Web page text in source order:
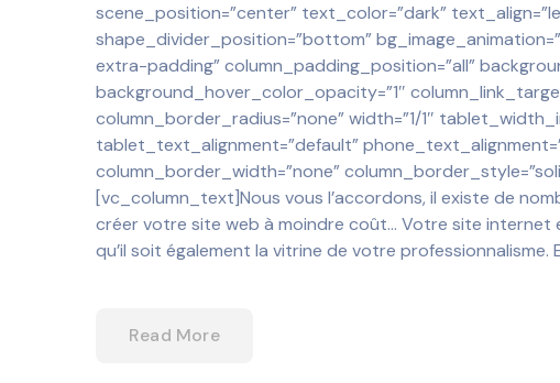
scene_position=”center” text_color=”dark”
shape_divider_position=”bottom”
extra-padding” column_padding_position=”all”
background_hover_color_opacity=”1″
column_border_radius=”none” width=”1/1″
tablet_text_alignment=”default”
column_border_width=”none”
[vc_column_text]Nous vous l’accordons, il existe de
créer votre site web à moindre coût… Votre site
qu’il soit également la vitrine de votre professionnalisme.
Read More